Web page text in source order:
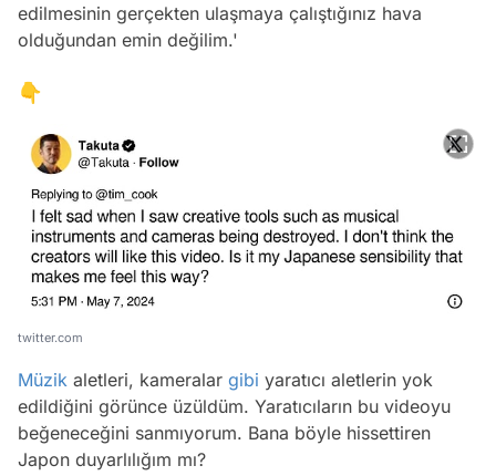
edilmesinin gerçekten ulaşmaya çalıştığınız hava
olduğundan emin değilim.'
👇
twitter.com
Müzik aletleri, kameralar gibi yaratıcı aletlerin yok
edildiğini görünce üzüldüm. Yaratıcıların bu videoyu
beğeneceğini sanmıyorum. Bana böyle hissettiren
Japon duyarlılığım mı?